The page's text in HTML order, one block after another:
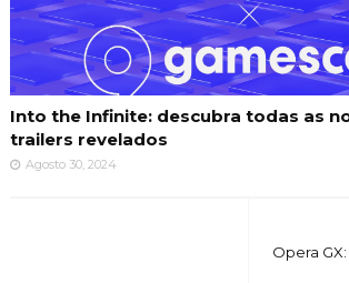
Into the Infinite: descubra todas as
trailers revelados
Agosto 30, 2024
Opera